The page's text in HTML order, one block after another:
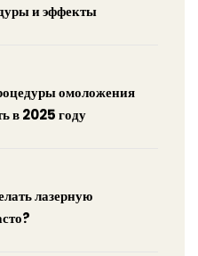
и эффекты
омоложения
в 2025 году
лазерную